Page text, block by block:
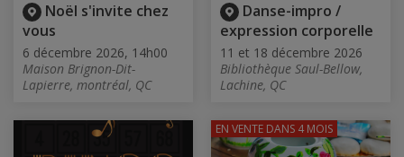
Noël s'invite chez
vous
6 décembre 2026, 14h00
Maison Brignon-Dit-
Lapierre, montréal, QC
Danse-impro /
expression corporelle
11 et 18 décembre 2026
Bibliothèque Saul-Bellow,
Lachine, QC
EN VENTE DANS 4 MOIS